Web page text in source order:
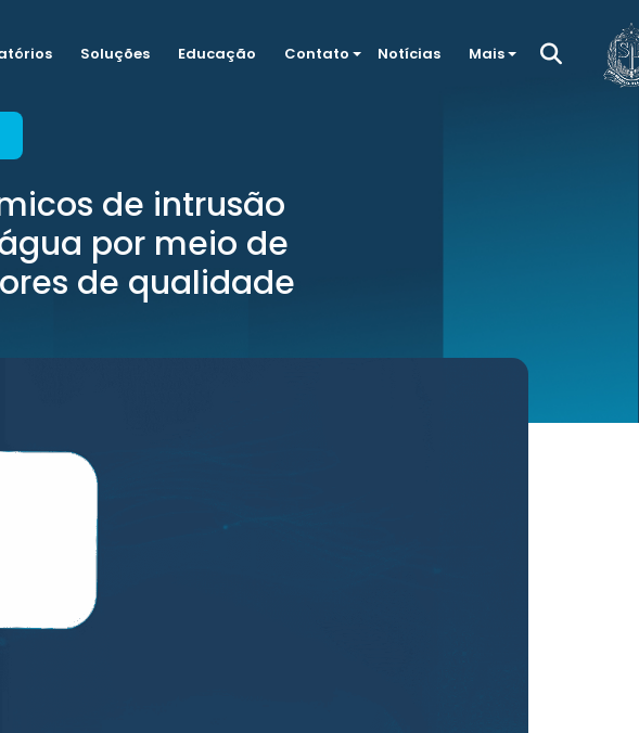
Soluções Educação Contato Notícias Mais
de intrusão
por meio de
de qualidade